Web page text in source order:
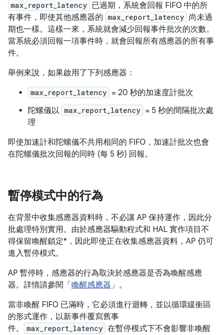
max_report_latency 已過期，系統會回報 FIFO 中的所
有事件，即使其他感應器的 max_report_latency 尚未過
期也一樣。這樣一來，系統就會減少回報事件批次的次數。
當系統必須回報一項事件時，就會回報所有感應器的所有事
件。
舉例來說，如果啟用了下列感應器：
max_report_latency = 20 秒的加速度計批次
陀螺儀以 max_report_latency = 5 秒的間隔批次處
理
即使加速計和陀螺儀不共用相同的 FIFO，加速計批次也會
在陀螺儀批次回報的同時 (每 5 秒) 回報。
暫停模式中的行為
在背景中收集感應器資料時，不必讓 AP 保持運作，因此分
批處理特別實用。由於感應器驅動程式和 HAL 實作項目不
得保留喚醒鎖定*，因此即使正在收集感應器資料，AP 仍可
進入暫停模式。
AP 暫停時，感應器的行為取決於感應器是否為喚醒感應
器。詳情請參閱「 喚醒感應器」。
當非喚醒 FIFO 已滿時，它必須進行迴轉，並以循環緩衝區
的形式運作，以新事件覆寫舊事
件。
max_report_latency 在暫停模式下不會影響非喚醒